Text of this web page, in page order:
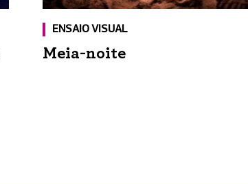
ENSAIO VISUAL
Meia-noite